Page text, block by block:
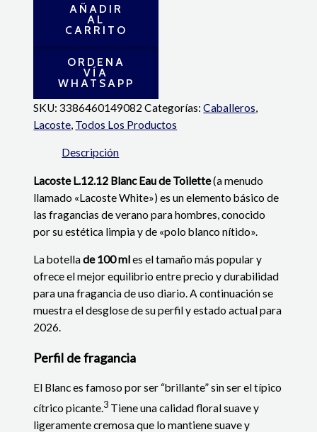
AÑADIR
AL
CARRITO
ORDENA
VÍA
WHATSAPP
SKU:3386460149082 Categorías:Caballeros,
Lacoste, Todos Los Productos
Descripción
Lacoste L.12.12 Blanc Eau de Toilette(a menudo
llamado «Lacoste White») es un elemento básico de
las fragancias de verano para hombres, conocido
por su estética limpia y de «polo blanco nítido».
La botellade 100 mles el tamaño más popular y
ofrece el mejor equilibrio entre precio y durabilidad
para una fragancia de uso diario.A continuación se
muestra el desglose de su perfil y estado actual para
2026.
Perfil de fragancia
El Blanc es famoso por ser “brillante” sin ser el típico
cítrico picante.3 Tiene una calidad floral suave y
ligeramente cremosa que lo mantiene suave y